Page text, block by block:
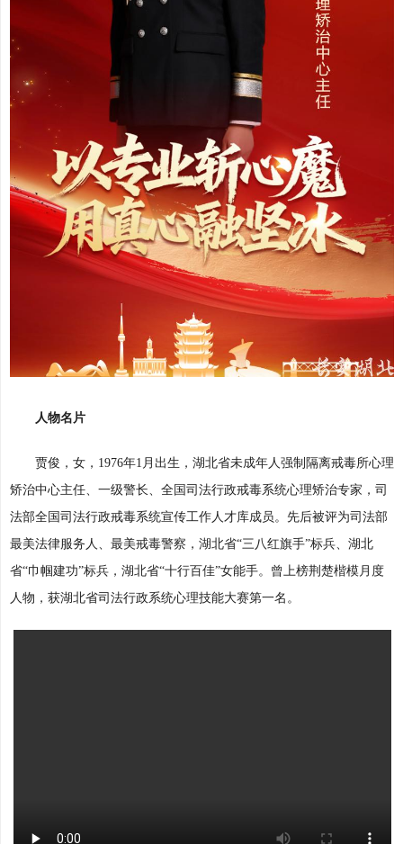
人物名片
贾俊，女，1976年1月出生，湖北省未成年人强制隔离戒毒所心理
矫治中心主任、一级警长、全国司法行政戒毒系统心理矫治专家，司
法部全国司法行政戒毒系统宣传工作人才库成员。先后被评为司法部
最美法律服务人、最美戒毒警察，湖北省“三八红旗手”标兵、湖北
省“巾帼建功”标兵，湖北省“十行百佳”女能手。曾上榜荆楚楷模月度
人物，获湖北省司法行政系统心理技能大赛第一名。